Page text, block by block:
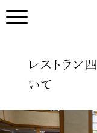
メニュー開く
メニュー閉じる
レストラ
いて